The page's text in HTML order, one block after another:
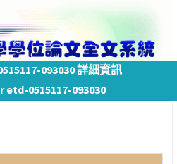
093030 詳細資訊
0515117-093030